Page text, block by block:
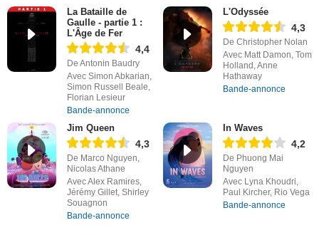
La Bataille de
Gaulle - partie 1 :
L'Âge de Fer
4,4
De Antonin Baudry
Avec Simon Abkarian,
Simon Russell Beale,
Florian Lesieur
Bande-annonce
L'Odyssée
4,3
De Christopher Nolan
Avec Matt Damon, Tom
Holland, Anne
Hathaway
Bande-annonce
Jim Queen
4,3
De Marco Nguyen,
Nicolas Athane
Avec Alex Ramires,
Jérémy Gillet, Shirley
Souagnon
Bande-annonce
In Waves
4,2
De Phuong Mai
Nguyen
Avec Lyna Khoudri,
Paul Kircher, Rio Vega
Bande-annonce